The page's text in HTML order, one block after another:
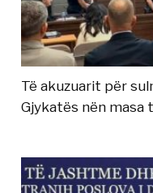
Të akuzuarit për
Gjykatës nën